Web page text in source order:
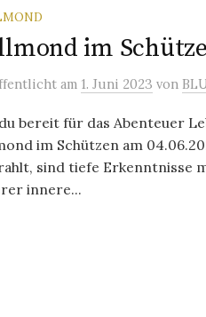
im
am 1. Juni 2023 von
bereit für das Abenteuer
im Schützen am
sind tiefe Erkenntnisse
innere...